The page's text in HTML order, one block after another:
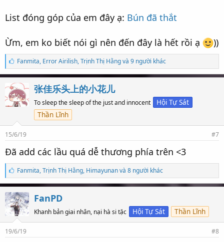
List đóng góp của em đây ạ: Bún đã thắt
Ừm, em ko biết nói gì nên đến đây là hết rồi ạ ))
S
ố
l
ư
ợ
t
t
í
c
Fanmita, Error Airilish,Trịnh Thị Hằng và 9 người khác
张佳乐头上的小花儿
To sleep the sleep of the just and innocent
Hội Tự Sát
Thần Lĩnh
15/6/19 #7
Đã add các lầu quá dễ thương phía trên <3
S
ố
l
ư
ợ
t
t
í
Fanmita,Trịnh Thị Hằng, Himayunan và 8 người khác
FanPD
Khanh bản giai nhân, nại hà si tặc Hội Tự Sát Thần Lĩnh
19/6/19 #8